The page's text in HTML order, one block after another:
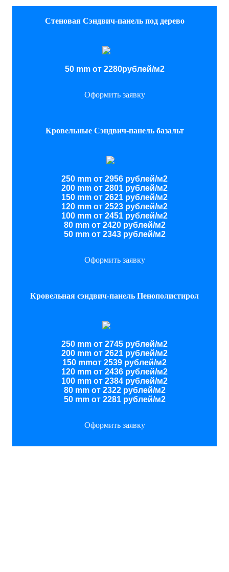
Стеновая Сэндвич-панель под дерево
50 mm от 2280рублей/м2
Оформить заявку
Кровельные Сэндвич-панель базальт
250 mm от 2956 рублей/м2
200 mm от 2801 рублей/м2
150 mm от 2621 рублей/м2
120 mm от 2523 рублей/м2
100 mm от 2451 рублей/м2
80 mm от 2420 рублей/м2
50 mm от 2343 рублей/м2
Оформить заявку
Кровельная сэндвич-панель Пенополистирол
250 mm от 2745 рублей/м2
200 mm от 2621 рублей/м2
150 mmот 2539 рублей/м2
120 mm от 2436 рублей/м2
100 mm от 2384 рублей/м2
80 mm от 2322 рублей/м2
50 mm от 2281 рублей/м2
Оформить заявку